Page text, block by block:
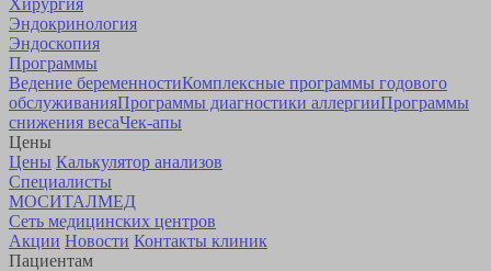
Хирургия
Эндокринология
Эндоскопия
Программы
Ведение беременностиКомплексные программы годового
обслуживанияПрограммы диагностики аллергииПрограммы
снижения весаЧек-апы
Цены
Цены Калькулятор анализов
Специалисты
МОСИТАЛМЕД
Сеть медицинских центров
Акции Новости Контакты клиник
Пациентам